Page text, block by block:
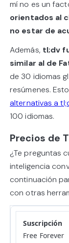
mí no es un
orientados al
no estar de
Además, tl;dv
similar al de
de 30 idiomas
resúmenes.
alternativas a
100 idiomas.
Precios de
¿Te preguntas
inteligencia
continuación
con otras
Free Forever